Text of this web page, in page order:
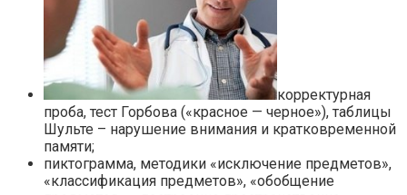
корректурная
проба, тест Горбова («красное — черное»), таблицы
Шульте – нарушение внимания и кратковременной
памяти;
пиктограмма, методики «исключение предметов»,
«классификация предметов», «обобщение